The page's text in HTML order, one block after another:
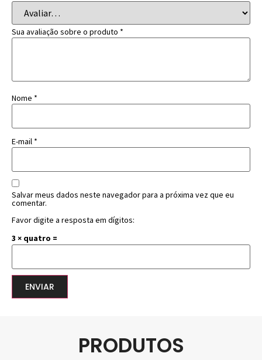
Sua avaliação sobre o produto *
Nome *
E-mail *
Salvar meus dados neste navegador para a próxima vez que eu
comentar.
Favor digite a resposta em dígitos:
3 × quatro =
PRODUTOS